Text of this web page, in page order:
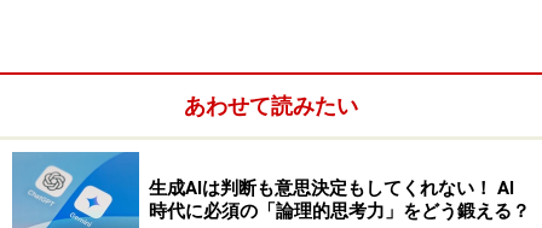
良質なコンテンツのインデックス数を増やすかも重要な
要因のひとつとなっています。
まとめると、クロール数を上げることも勿論必要です
が、その限られたクロール数(資源)の中で、検索エンジ
あわせて読みたい
生成AIは判断も意思決定もしてくれない！ AI
時代に必須の「論理的思考力」をどう鍛える？